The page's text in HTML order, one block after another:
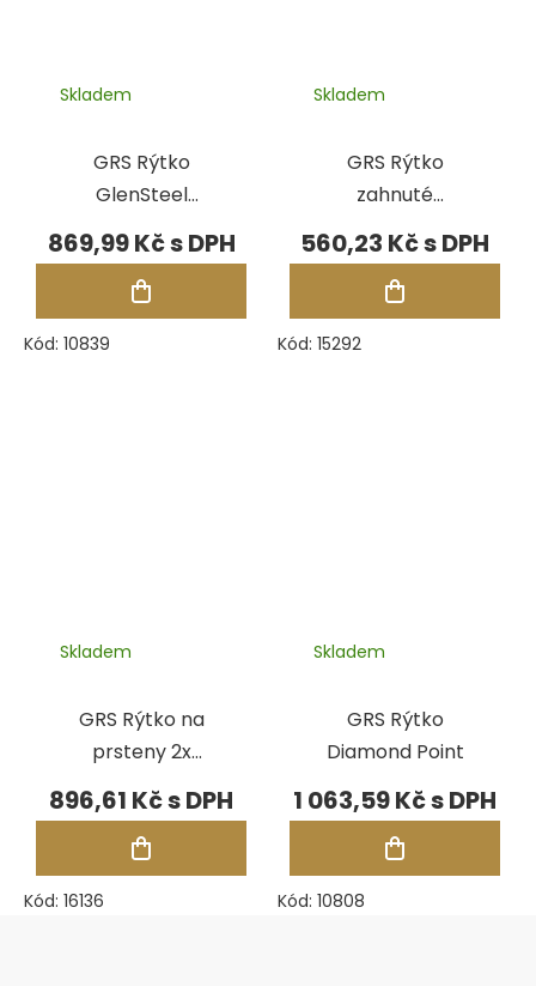
GRS Rýtko
GlenSteel
2,35x70 mm,
čtvercové
Skladem
869,99 Kč
Kód: 10839
GRS Rýtko
zahnuté
serpentinové
Skladem
560,23 Kč
Kód: 15292
GRS Rýtko na
prsteny 2x
zakřivené
Skladem
896,61 Kč
Kód: 16136
GRS Rýtko
Diamond Point
Skladem
1 063,59 Kč
Kód: 10808